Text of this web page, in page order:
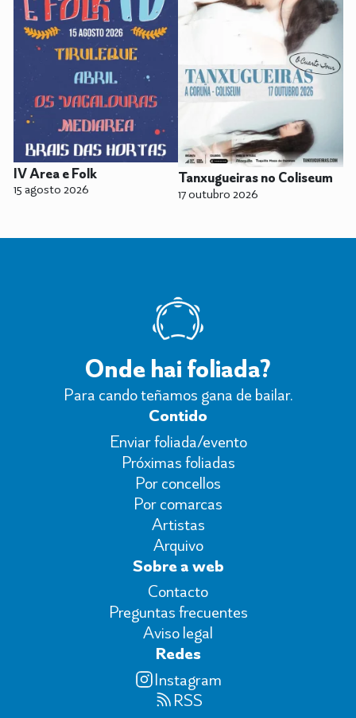
IV Area e Folk
15 agosto 2026
Tanxugueiras no Coliseum
17 outubro 2026
Onde hai foliada?
Para cando teñamos gana de bailar.
Contido
Enviar foliada/evento
Próximas foliadas
Por concellos
Por comarcas
Artistas
Arquivo
Sobre a web
Contacto
Preguntas frecuentes
Aviso legal
Redes
Instagram
RSS